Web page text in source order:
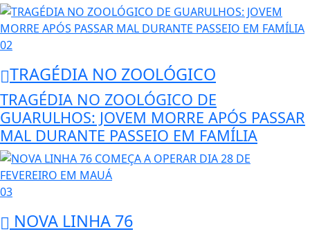
02
TRAGÉDIA NO ZOOLÓGICO
TRAGÉDIA NO ZOOLÓGICO DE
GUARULHOS: JOVEM MORRE APÓS PASSAR
MAL DURANTE PASSEIO EM FAMÍLIA
03
NOVA LINHA 76